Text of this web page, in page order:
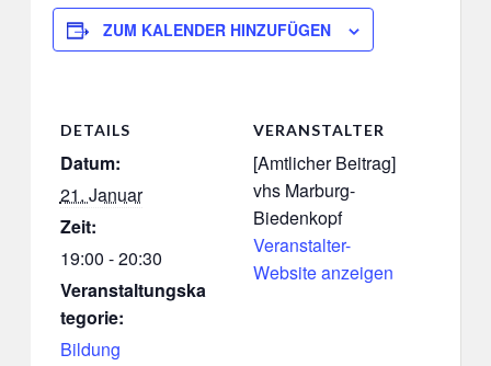
ZUM KALENDER HINZUFÜGEN
DETAILS
Datum:
21. Januar
Zeit:
19:00 - 20:30
Veranstaltungska
tegorie:
Bildung
VERANSTALTER
[Amtlicher Beitrag]
vhs Marburg-
Biedenkopf
Veranstalter-
Website anzeigen